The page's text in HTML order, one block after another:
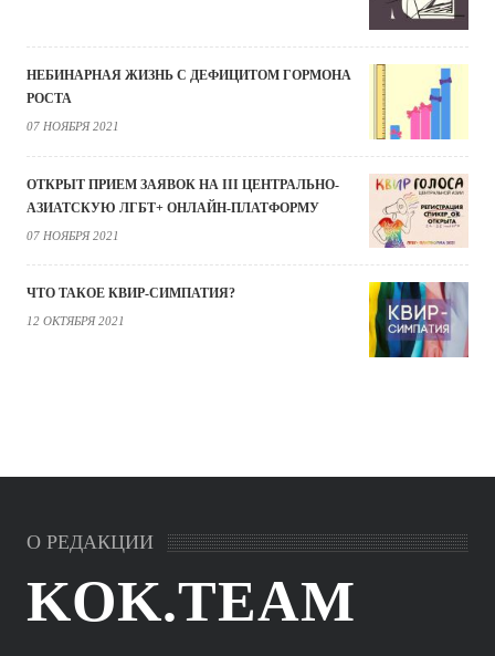
НЕБИНАРНАЯ ЖИЗНЬ С ДЕФИЦИТОМ ГОРМОНА
РОСТА
07 НОЯБРЯ 2021
ОТКРЫТ ПРИЕМ ЗАЯВОК НА III ЦЕНТРАЛЬНО-
АЗИАТСКУЮ ЛГБТ+ ОНЛАЙН-ПЛАТФОРМУ
07 НОЯБРЯ 2021
ЧТО ТАКОЕ КВИР-СИМПАТИЯ?
12 ОКТЯБРЯ 2021
О РЕДАКЦИИ
KOK.TEAM